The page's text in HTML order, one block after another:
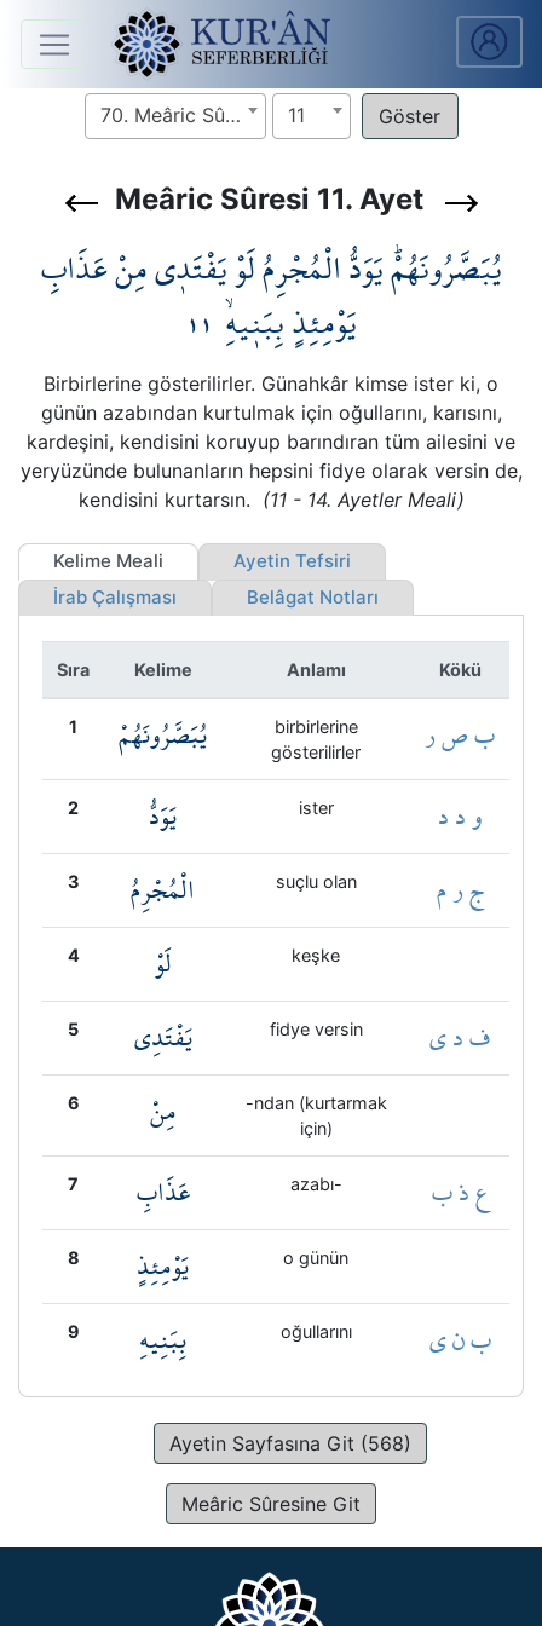
Anasayfa
Ders
V.
Notları
Kur'ân
Seferberliği
Kökler
Üyelik
70. Meâric Sûresi 11
Meâric Sûresi 11. Ayet
يُبَصَّرُونَهُمْۜ يَوَدُّ الْمُجْرِمُ لَوْ يَفْتَد۪ي مِنْ عَذَابِ
يَوْمِئِذٍ بِبَن۪يهِۙ ١١
Birbirlerine gösterilirler. Günahkâr kimse ister ki, o
günün azabından kurtulmak için oğullarını, karısını,
kardeşini, kendisini koruyup barındıran tüm ailesini ve
yeryüzünde bulunanların hepsini fidye olarak versin de,
kendisini kurtarsın. (11 - 14. Ayetler Meali)
Kelime Meali
Ayetin Tefsiri
İrab Çalışması
Belâgat Notları
Sıra Kelime Anlamı Kökü
1 يُبَصَّرُونَهُمْ
birbirlerine
gösterilirler
ب ص ر
2 يَوَدُّ ister و د د
3 الْمُجْرِمُ suçlu olan ج ر م
4 لَوْ keşke
5 يَفْتَدِي fidye versin ف د ي
6 مِنْ
-ndan (kurtarmak
için)
7 عَذَابِ azabı- ع ذ ب
8 يَوْمِئِذٍ o günün
9 بِبَنِيهِ oğullarını ب ن ي
Ayetin Sayfasına Git (568)
Meâric Sûresine Git